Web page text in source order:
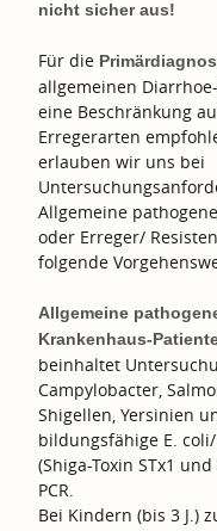
nicht sicher aus!
Für die
allgemeinen
eine Beschränkung
Erregerarten
erlauben wir uns bei
Allgemeine
oder Erreger/
folgende
Allgemeine
Krankenhaus-
beinhaltet
Campylobacter,
Shigellen, Yersinien
bildungsfähige E. coli/
(Shiga-Toxin STx1
PCR.
Bei Kindern (bis 3 J.)